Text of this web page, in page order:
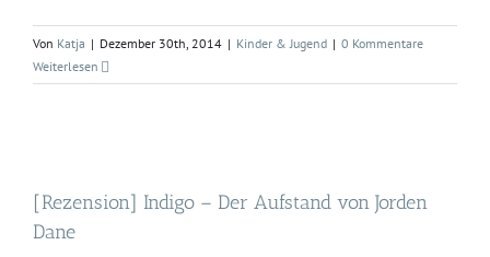
Von Katja | Dezember 30th, 2014 | Kinder & Jugend | 0 Kommentare
Weiterlesen
[Rezension] Indigo – Der Aufstand von Jorden
Dane